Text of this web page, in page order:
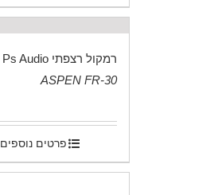
רמקול רצפתי Ps Audio
ASPEN FR-30
פרטים נוספים